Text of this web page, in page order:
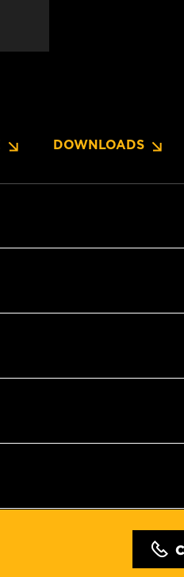
DOWNLOADS